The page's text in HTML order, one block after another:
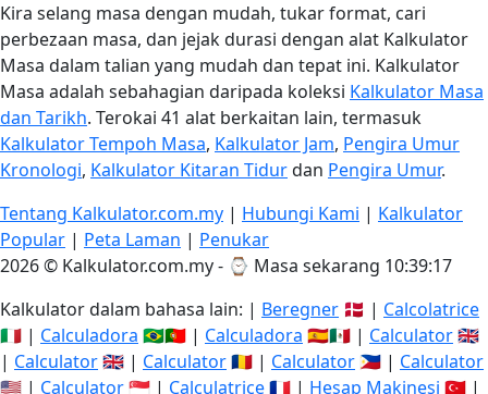
Kira selang masa dengan mudah, tukar format, cari
perbezaan masa, dan jejak durasi dengan alat Kalkulator
Masa dalam talian yang mudah dan tepat ini. Kalkulator
Masa adalah sebahagian daripada koleksi Kalkulator Masa
dan Tarikh. Terokai 41 alat berkaitan lain, termasuk
Kalkulator Tempoh Masa, Kalkulator Jam, Pengira Umur
Kronologi, Kalkulator Kitaran Tidurdan Pengira Umur.
Tentang Kalkulator.com.my | Hubungi Kami | Kalkulator
Popular | Peta Laman | Penukar
2026 © Kalkulator.com.my - ⌚ Masa sekarang 10:39:17
Kalkulator dalam bahasa lain: | Beregner 🇩🇰 | Calcolatrice
🇮🇹 | Calculadora 🇧🇷🇵🇹 | Calculadora 🇪🇸🇲🇽 | Calculator🇬🇧
| Calculator🇬🇧 | Calculator🇷🇴 | Calculator 🇵🇭 | Calculator
🇺🇸 | Calculator🇸🇬 | Calculatrice🇫🇷 | Hesap Makinesi 🇹🇷 |